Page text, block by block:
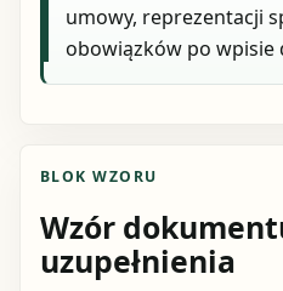
umowy, reprezentacji
obowiązków po wpisie
BLOK WZORU
Wzór
uzupełnienia